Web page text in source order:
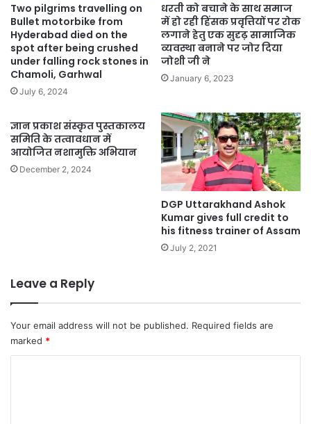
Two pilgrims travelling on
Bullet motorbike from
Hyderabad died on the
spot after being crushed
under falling rock stones in
Chamoli, Garhwal
July 6, 2024
धरती को बचाने के साथ समाज
में हो रही हिंसक प्रवृत्तियों पर रोक
लगाने हेतु एक सुदृढ़ सामाजिक
व्यवस्था बनाने पर जोर दिया
जोशी जी ने
January 6, 2023
ज्ञान प्रकाश संस्कृत पुस्तकालय
समिति के तत्वावधान में
आयोजित नशामुक्ति अभियान
December 2, 2024
DGP Uttarakhand Ashok
Kumar gives full credit to
his fitness trainer of Assam
July 2, 2021
Leave a Reply
Your email address will not be published. Required fields are
marked *